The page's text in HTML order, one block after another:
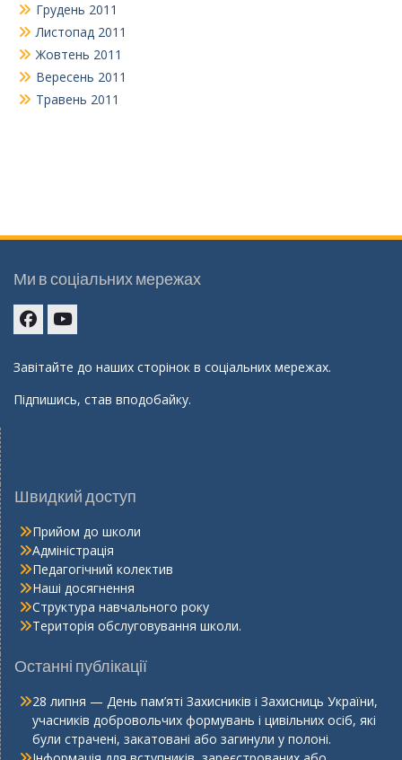
Грудень 2011
Листопад 2011
Жовтень 2011
Вересень 2011
Травень 2011
Ми в соціальних мережах
Завітайте до наших сторінок в соціальних мережах.
Підпишись, став вподобайку.
Швидкий доступ
Прийом до школи
Адміністрація
Педагогічний колектив
Наші досягнення
Структура навчального року
Територія обслуговування школи.
Останні публікації
28 липня — День пам’яті Захисників і Захисниць України,
учасників добровольчих формувань і цивільних осіб, які
були страчені, закатовані або загинули у полоні.